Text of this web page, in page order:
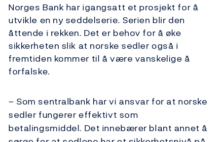
Norges Bank har igangsatt et prosjekt for å
utvikle en ny seddelserie. Serien blir den
åttende i rekken. Det er behov for å øke
sikkerheten slik at norske sedler også i
fremtiden kommer til å være vanskelige å
forfalske.
– Som sentralbank har vi ansvar for at norske
sedler fungerer effektivt som
betalingsmiddel. Det innebærer blant annet å